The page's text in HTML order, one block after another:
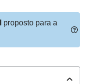
proposto para a